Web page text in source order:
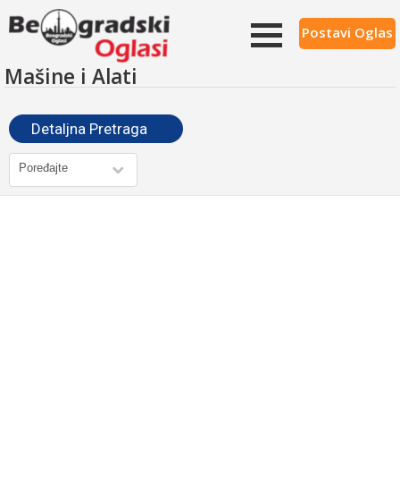
Postavi Oglas
Mašine i Alati
Detaljna Pretraga